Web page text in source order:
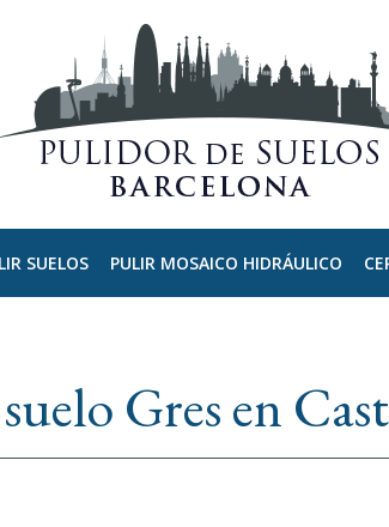
SUELOS PULIR MOSAICO HIDRÁULICO
Gres en